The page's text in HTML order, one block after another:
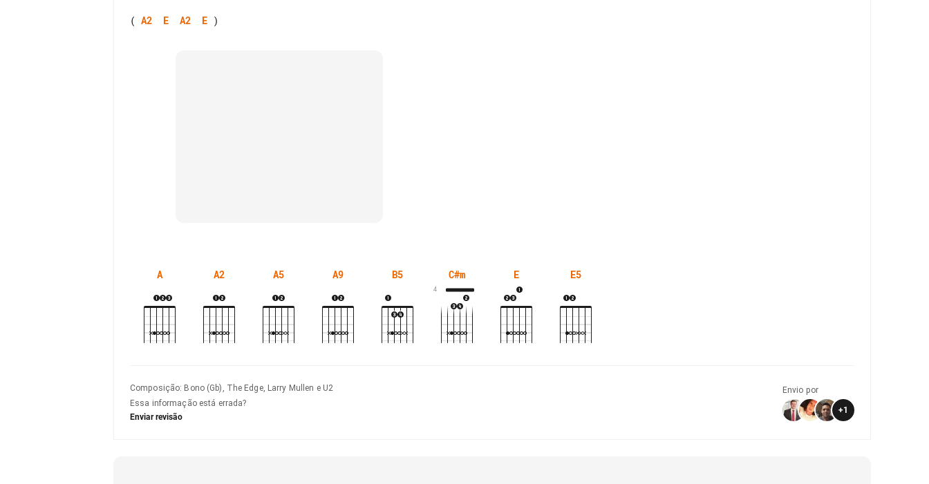
( A2 E A2 E
A A2 A5 A9 B5 C#m
4
E E5
Composição: Bono (Gb), The Edge, Larry Mullen e U2
Essa informação está errada?
Enviar revisão
Envio por
+1